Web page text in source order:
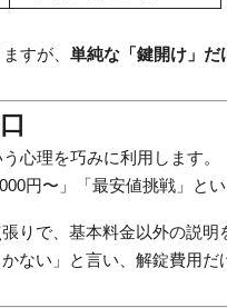
すが、 単純な「鍵開け」だ
心理を巧みに利用します。
円〜」「最安値挑戦」と
りで、基本料金以外の説明
ない」と言い、解錠費用